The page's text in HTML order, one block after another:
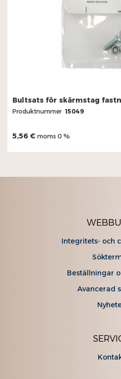
Bultsats för skärmstag
Produktnummer 15049
5,56 € moms 0 %
Integritets- och
Beställningar
Avancerad